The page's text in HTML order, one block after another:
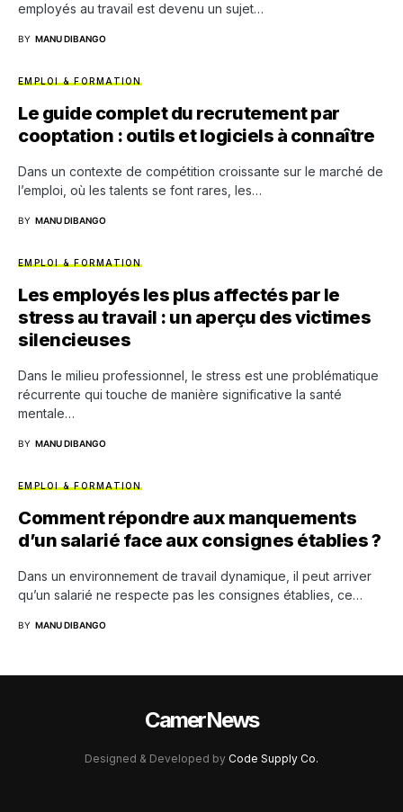
employés au travail est devenu un sujet…
BY MANU DIBANGO
EMPLOI & FORMATION
Le guide complet du recrutement par
cooptation : outils et logiciels à connaître
Dans un contexte de compétition croissante sur le marché de
l’emploi, où les talents se font rares, les…
BY MANU DIBANGO
EMPLOI & FORMATION
Les employés les plus affectés par le
stress au travail : un aperçu des victimes
silencieuses
Dans le milieu professionnel, le stress est une problématique
récurrente qui touche de manière significative la santé
mentale…
BY MANU DIBANGO
EMPLOI & FORMATION
Comment répondre aux manquements
d’un salarié face aux consignes établies ?
Dans un environnement de travail dynamique, il peut arriver
qu’un salarié ne respecte pas les consignes établies, ce…
BY MANU DIBANGO
CamerNews
Designed & Developed by Code Supply Co.